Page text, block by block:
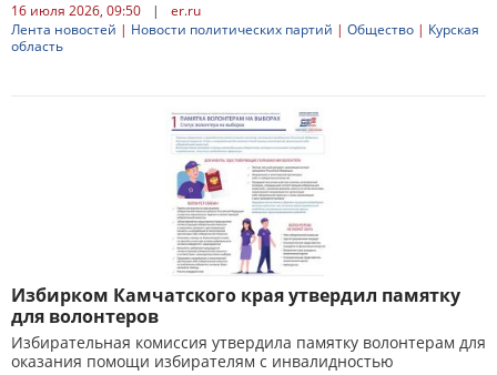
16 июля 2026, 09:50 |
er.ru
Лента новостей | Новости политических партий | Общество | Курская
область
Избирком Камчатского края утвердил памятку
для волонтеров
Избирательная комиссия утвердила памятку волонтерам для
оказания помощи избирателям с инвалидностью